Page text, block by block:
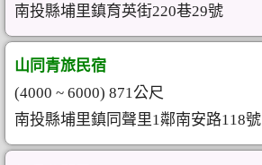
南投縣埔里鎮育英街220巷29號
山同青旅民宿
(4000 ~ 6000) 871公尺
南投縣埔里鎮同聲里1鄰南安路118號